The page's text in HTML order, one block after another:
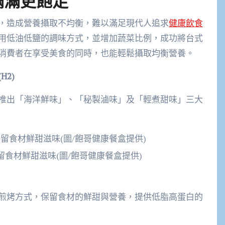
造成營養攝取不均衡，難以滿足現代人追求健康飲食
低油低鹽的調味方式，並增加蔬菜比例，成功將台式
者在享受美食的同時，也能輕鬆攝取均衡營養。
出「海洋鮮味」、「秘製滷味」及「輕煮甜味」三大
材鮮甜滋味(圖/飽哥健康餐盒提供)
烤方式，保留食材的鮮甜與營養，提供低脂高蛋白的